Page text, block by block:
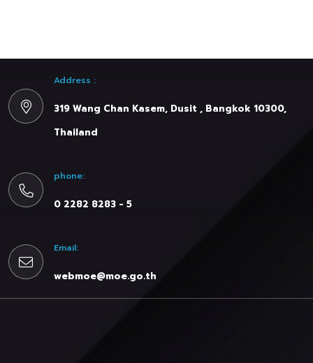
Address :
319 Wang Chan Kasem, Dusit , Bangkok 10300,
Thailand
phone:
0 2282 8283 - 5
Email:
webmoe@moe.go.th